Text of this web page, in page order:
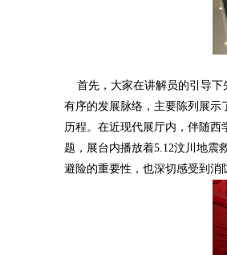
首先，大家在讲解员的引导下
有序的发展脉络，主要陈列展示
历程。在近现代展厅内，伴随
题，展台内播放着5.12汶川地震
避险的重要性，也深切感受到消